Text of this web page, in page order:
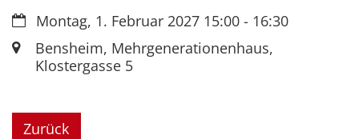
Datum:Montag, 1. Februar 2027 15:00 - 16:30
Ort:Bensheim, Mehrgenerationenhaus,
Klostergasse 5
Zurück